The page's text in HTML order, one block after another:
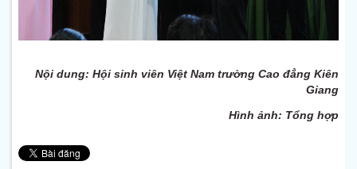
Nội dung: Hội sinh viên Việt Nam trường Cao đẳng Kiên
Giang
Hình ảnh: Tổng hợp